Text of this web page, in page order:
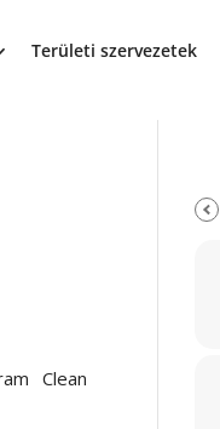
Területi szervezetek
Clean